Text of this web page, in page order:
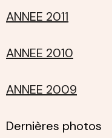
ANNEE 2011
ANNEE 2010
ANNEE 2009
Dernières photos